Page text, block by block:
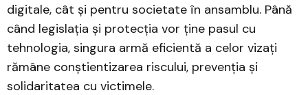
digitale, cât și pentru societate în ansamblu. Până
când legislația și protecția vor ține pasul cu
tehnologia, singura armă eficientă a celor vizați
rămâne conștientizarea riscului, prevenția și
solidaritatea cu victimele.